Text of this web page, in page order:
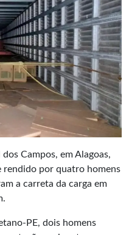
Campos, em Alagoas,
rendido por quatro homens
a carreta da carga em
PE, dois homens